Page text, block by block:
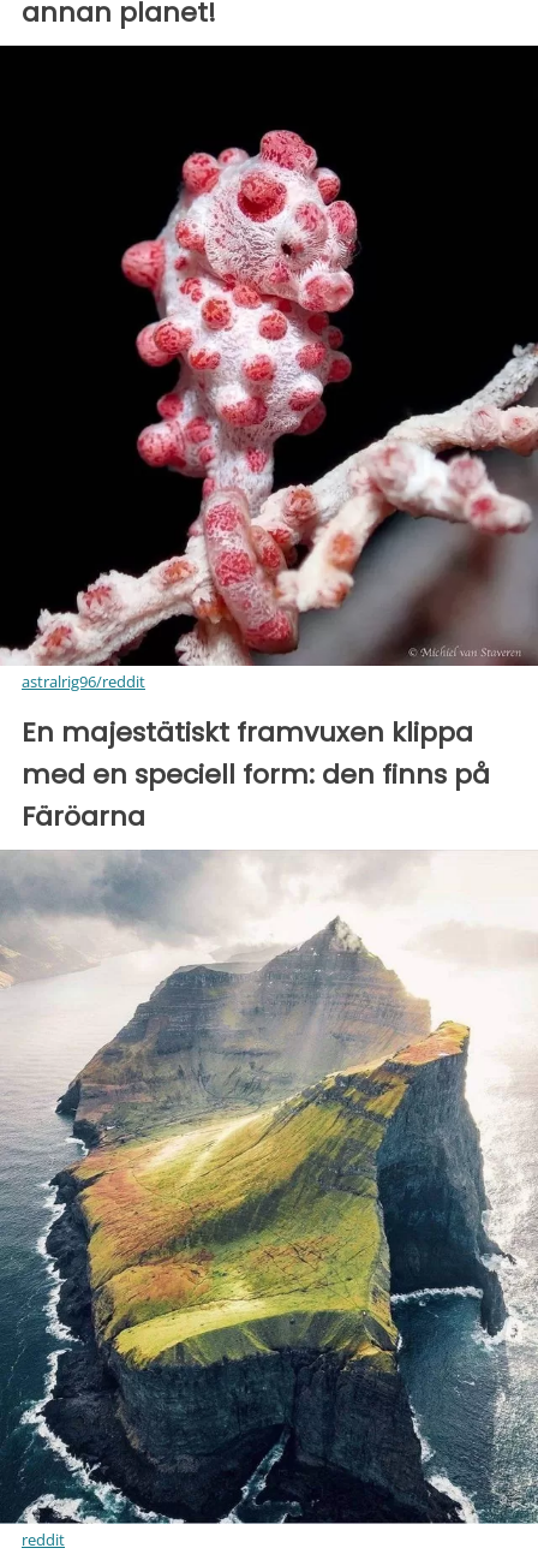
annan planet!
astralrig96/reddit
En majestätiskt framvuxen klippa
med en speciell form: den finns på
Färöarna
reddit